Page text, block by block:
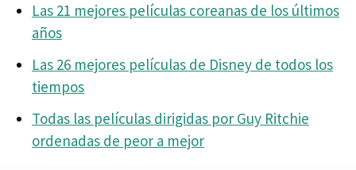
Las 21 mejores películas coreanas de los últimos
años
Las 26 mejores películas de Disney de todos los
tiempos
Todas las películas dirigidas por Guy Ritchie
ordenadas de peor a mejor